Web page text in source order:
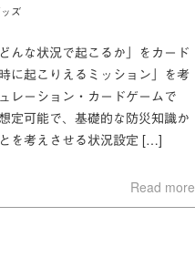
ズ
んな状況で起こるか」をカード
に起こりえるミッション」を考
レーション・カードゲームで
定可能で、基礎的な防災知識か
を考えさせる状況設定 […]
Read more